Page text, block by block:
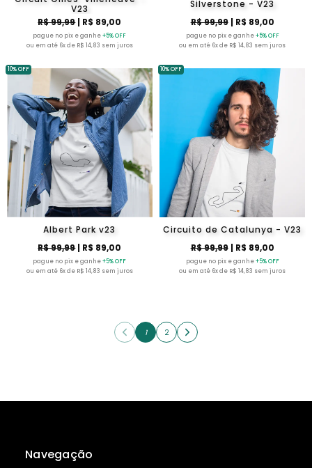
V23
R$ 99,99| R$ 89,00
pague no pix e ganhe+5% OFF
ou em até 6x de R$ 14,83 sem juros
Silverstone - V23
R$ 99,99| R$ 89,00
pague no pix e ganhe+5% OFF
ou em até 6x de R$ 14,83 sem juros
Albert Park v23
R$ 99,99| R$ 89,00
pague no pix e ganhe+5% OFF
ou em até 6x de R$ 14,83 sem juros
10% OFF
Circuito de Catalunya - V23
R$ 99,99| R$ 89,00
pague no pix e ganhe+5% OFF
ou em até 6x de R$ 14,83 sem juros
10% OFF
1 2
Navegação